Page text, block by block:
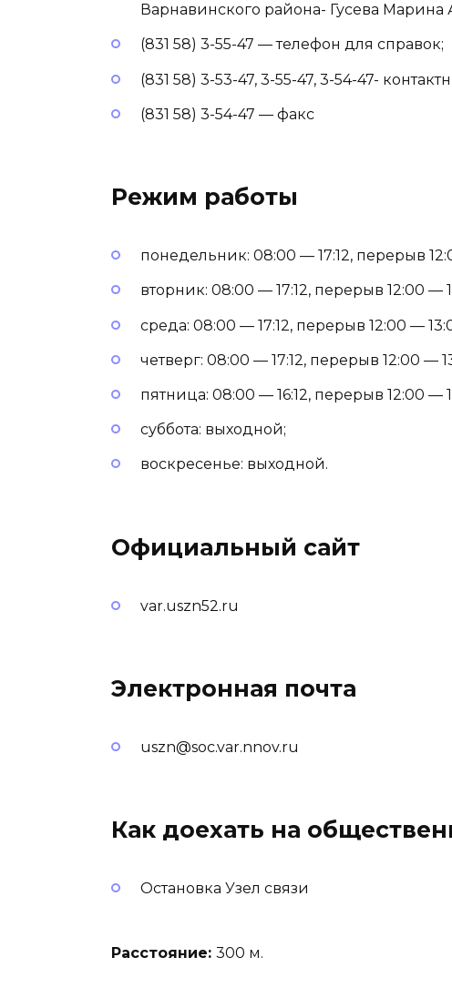
Варнавинского района- Гусева Марина
(831 58) 3-55-47 — телефон для справок;
(831 58) 3-53-47, 3-55-47, 3-54-47-
(831 58) 3-54-47 — факс
Режим работы
понедельник: 08:00 — 17:12, перерыв
вторник: 08:00 — 17:12, перерыв 12:00 —
среда: 08:00 — 17:12, перерыв 12:00 —
четверг: 08:00 — 17:12, перерыв 12:00 —
пятница: 08:00 — 16:12, перерыв 12:00 —
суббота: выходной;
воскресенье: выходной.
Официальный сайт
var.uszn52.ru
Электронная почта
uszn@soc.var.nnov.ru
Как доехать на
Остановка Узел связи
Расстояние: 300 м.